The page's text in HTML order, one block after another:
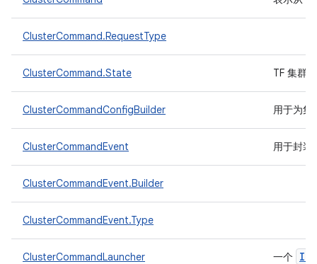
ClusterCommand.RequestType
ClusterCommand.State TF 集群
ClusterCommandConfigBuilder 用于为集
ClusterCommandEvent 用于封装
ClusterCommandEvent.Builder
ClusterCommandEvent.Type
ClusterCommandLauncher 一个